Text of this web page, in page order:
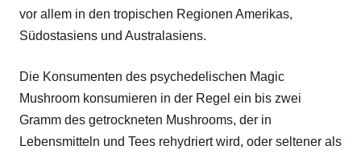
vor allem in den tropischen Regionen Amerikas,
Südostasiens und Australasiens.
Die Konsumenten des psychedelischen Magic
Mushroom konsumieren in der Regel ein bis zwei
Gramm des getrockneten Mushrooms, der in
Lebensmitteln und Tees rehydriert wird, oder seltener als